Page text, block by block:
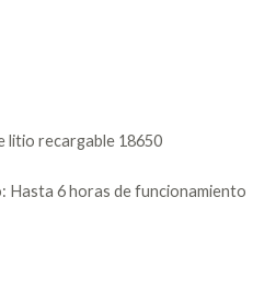
litio recargable 18650
Hasta 6 horas de funcionamiento